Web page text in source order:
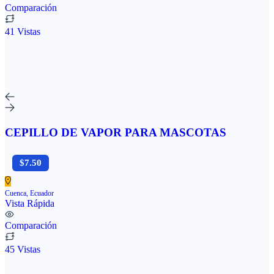
Comparación
41 Vistas
CEPILLO DE VAPOR PARA MASCOTAS
$7.50
Cuenca, Ecuador
Vista Rápida
Comparación
45 Vistas